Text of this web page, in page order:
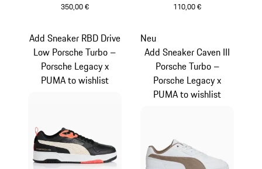
350,00 € 110,00 €
Add Sneaker RBD Drive
Low Porsche Turbo –
Porsche Legacy x
PUMA to wishlist
Neu
Add Sneaker Caven III
Porsche Turbo –
Porsche Legacy x
PUMA to wishlist